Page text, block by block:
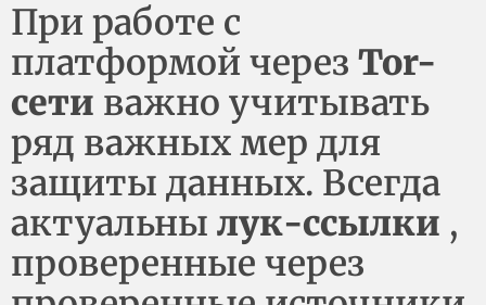
При работе с
платформой через Tor-
сети важно учитывать
ряд важных мер для
защиты данных. Всегда
актуальны лук-ссылки ,
проверенные через